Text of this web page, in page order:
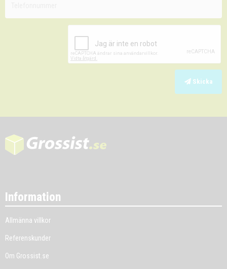
Skicka
Information
Allmänna villkor
Referenskunder
Om Grossist.se